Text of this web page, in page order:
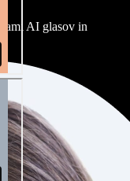
AI glasov in